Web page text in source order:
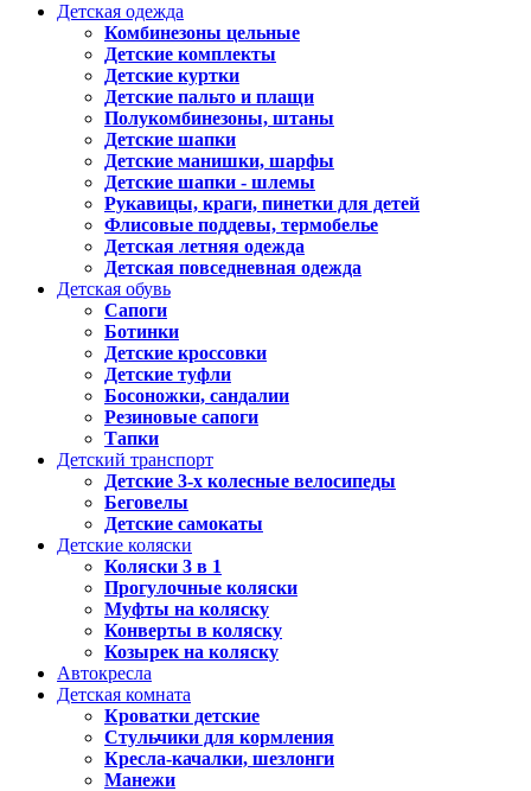
Детская одежда
Комбинезоны цельные
Детские комплекты
Детские куртки
Детские пальто и плащи
Полукомбинезоны, штаны
Детские шапки
Детские манишки, шарфы
Детские шапки - шлемы
Рукавицы, краги, пинетки для детей
Флисовые поддевы, термобелье
Детская летняя одежда
Детская повседневная одежда
Детская обувь
Сапоги
Ботинки
Детские кроссовки
Детские туфли
Босоножки, сандалии
Резиновые сапоги
Тапки
Детский транспорт
Детские 3-х колесные велосипеды
Беговелы
Детские самокаты
Детские коляски
Коляски 3 в 1
Прогулочные коляски
Муфты на коляску
Конверты в коляску
Козырек на коляску
Автокресла
Детская комната
Кроватки детские
Стульчики для кормления
Кресла-качалки, шезлонги
Манежи